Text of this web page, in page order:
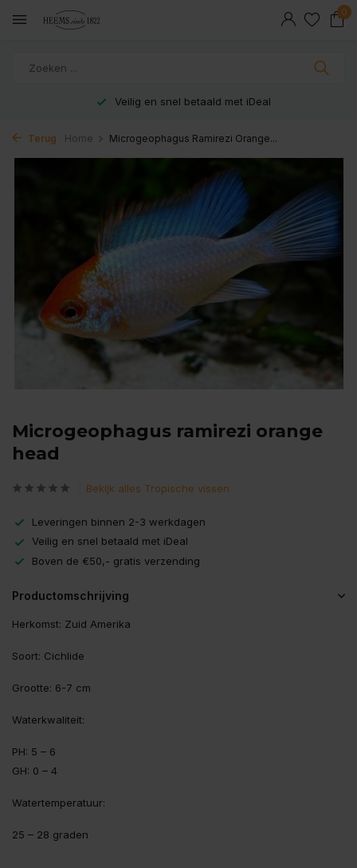
0
Veilig en snel betaald met iDeal
Terug Home Microgeophagus Ramirezi Orange...
Microgeophagus ramirezi orange
head
Bekijk alles Tropische vissen
Leveringen binnen 2-3 werkdagen
Veilig en snel betaald met iDeal
Boven de €50,- gratis verzending
Productomschrijving
Herkomst: Zuid Amerika
Soort: Cichlide
Grootte: 6-7 cm
Waterkwaliteit:
PH: 5 – 6
GH: 0 – 4
Watertemperatuur:
25 – 28 graden